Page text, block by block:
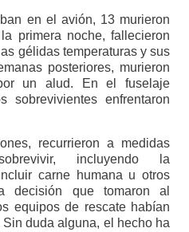
en el avión, 13 murieron
primera noche, fallecieron
gélidas temperaturas y sus
posteriores, murieron
un alud. En el fuselaje
sobrevivientes enfrentaron
recurrieron a medidas
incluyendo la
carne humana u otros
decisión que tomaron al
equipos de rescate habían
duda alguna, el hecho ha